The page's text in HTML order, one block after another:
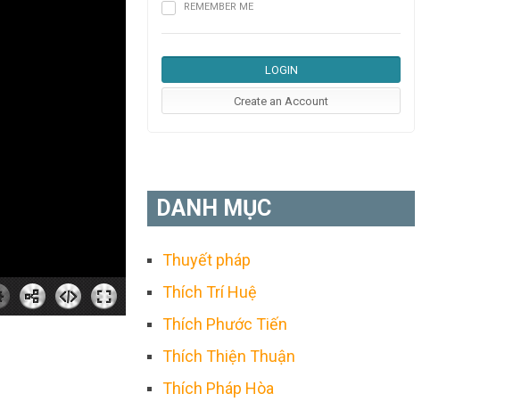
REMEMBER ME
DANH MỤC
Thuyết pháp
Thích Trí Huệ
Thích Phước Tiến
Thích Thiện Thuận
Thích Pháp Hòa